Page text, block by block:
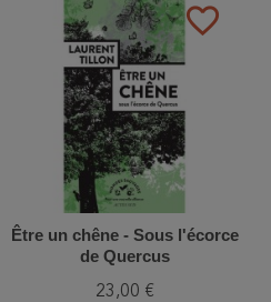
favorite_border
Être un chêne - Sous l'écorce
de Quercus
23,00 €